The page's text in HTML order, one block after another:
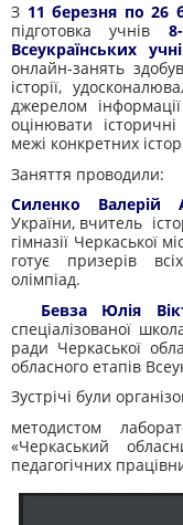
З 11 березня по 26
підготовка учнів
Всеукраїнських
онлайн-занять
історії,
джерелом
оцінювати
межі конкретних
Заняття проводили:
Силенко Валерій
України, вчитель
гімназії Черкаської
готує призерів
олімпіад.
Бевза Юлія
спеціалізованої
ради Черкаської
обласного етапів
Зустрічі були
методистом
«Черкаський
педагогічних